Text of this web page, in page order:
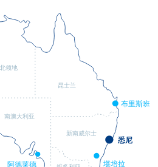
悉尼
阿德莱德 堪培拉
布里斯班
北领地
昆士兰
南澳大利亚
新南威尔士